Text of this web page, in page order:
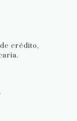
crédito,